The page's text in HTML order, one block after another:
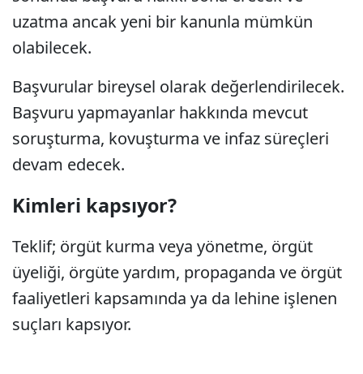
uzatma ancak yeni bir kanunla mümkün
olabilecek.
Başvurular bireysel olarak değerlendirilecek.
Başvuru yapmayanlar hakkında mevcut
soruşturma, kovuşturma ve infaz süreçleri
devam edecek.
Kimleri kapsıyor?
Teklif; örgüt kurma veya yönetme, örgüt
üyeliği, örgüte yardım, propaganda ve örgüt
faaliyetleri kapsamında ya da lehine işlenen
suçları kapsıyor.